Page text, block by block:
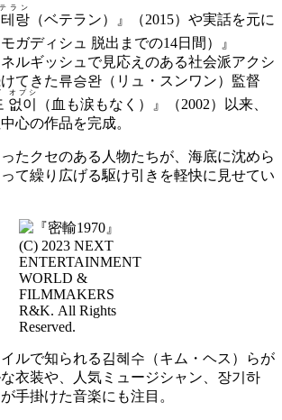
랑
ラン
（ベテラン）』（2015）や実話を元に
モガディシュ 脱出までの14日間）』
ネルギッシュで見応えのある社会派アクシ
てきた류승완（リュ・スンワン）監督
없이
オプシ
（血も涙もなく）』（2002）以来、
心の作品を完成。
たクセのある人物たちが、海底に沈めら
て繰り広げる駆け引きを軽快に見せてい
(C) 2023 NEXT
ENTERTAINMENT
WORLD &
FILMMAKERS
R&K. All Rights
Reserved.
ルで知られる김혜수（キム・ヘス）らが
衣装や、人気ミュージシャン、장기하
手掛けた音楽にも注目。